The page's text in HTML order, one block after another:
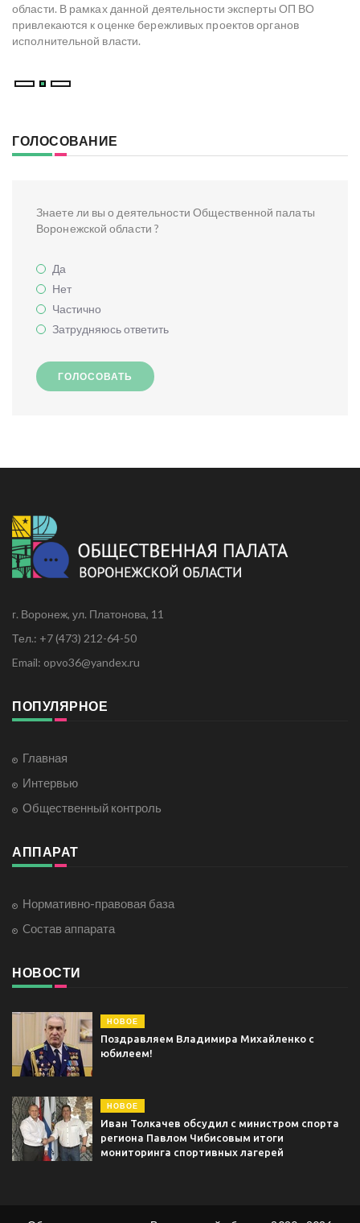
области. В рамках данной деятельности эксперты ОП ВО
привлекаются к оценке бережливых проектов органов
исполнительной власти.
ГОЛОСОВАНИЕ
Знаете ли вы о деятельности Общественной палаты
Воронежской области ?
Да
Нет
Частично
Затрудняюсь ответить
ГОЛОСОВАТЬ
г. Воронеж, ул. Платонова, 11
Тел.: +7 (473) 212-64-50
Email: opvo36@yandex.ru
ПОПУЛЯРНОЕ
Главная
Интервью
Общественный контроль
АППАРАТ
Нормативно-правовая база
Cостав аппарата
НОВОСТИ
НОВОЕ
Поздравляем Владимира Михайленко с
юбилеем!
НОВОЕ
Иван Толкачев обсудил с министром спорта
региона Павлом Чибисовым итоги
мониторинга спортивных лагерей